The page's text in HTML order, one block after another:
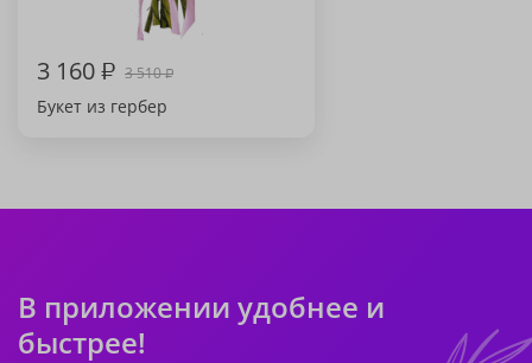
3 160₽ 3 510₽
Букет из гербер
В приложении удобнее и
быстрее!